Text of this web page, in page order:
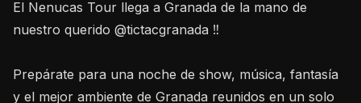
El Nenucas Tour llega a Granada de la mano de
nuestro querido @tictacgranada ‼️
Prepárate para una noche de show, música, fantasía
y el mejor ambiente de Granada reunidos en un solo